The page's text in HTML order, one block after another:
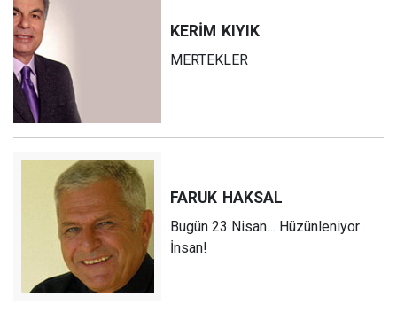
KERİM KIYIK
MERTEKLER
FARUK HAKSAL
Bugün 23 Nisan… Hüzünleniyor
İnsan!